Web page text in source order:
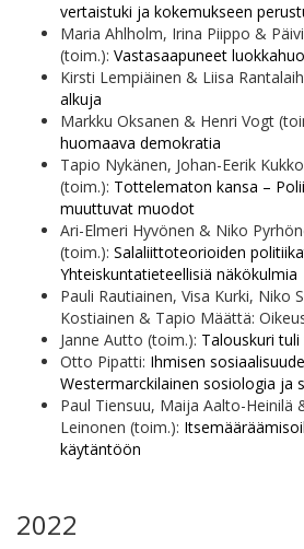
vertaistuki ja kokemukseen
Maria Ahlholm, Irina Piippo &
(toim.): Vastasaapuneet
Kirsti Lempiäinen & Liisa
alkuja
Markku Oksanen & Henri Vogt
huomaava demokratia
Tapio Nykänen, Johan-Eerik
(toim.): Tottelematon kansa –
muuttuvat muodot
Ari-Elmeri Hyvönen & Niko
(toim.): Salaliittoteorioiden
Yhteiskuntatieteellisiä näkökulmia
Pauli Rautiainen, Visa Kurki, Niko
Kostiainen & Tapio Määttä:
Janne Autto (toim.): Talouskuri tuli
Otto Pipatti: Ihmisen
Westermarckilainen sosiologia ja
Paul Tiensuu, Maija Aalto-Heinilä
Leinonen (toim.):
käytäntöön
2022